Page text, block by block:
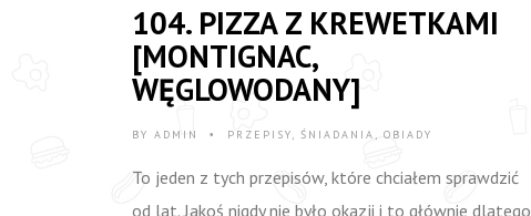
104. PIZZA Z KREWETKAMI
[MONTIGNAC,
WĘGLOWODANY]
BY ADMIN • PRZEPISY, ŚNIADANIA , OBIADY
To jeden z tych przepisów, które chciałem sprawdzić
od lat. Jakoś nigdy nie było okazji i to głównie dlatego,